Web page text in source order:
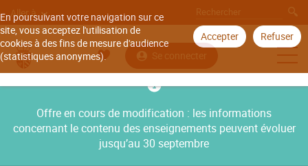
En poursuivant votre navigation sur ce
site, vous acceptez l'utilisation de
cookies à des fins de mesure d'audience
(statistiques anonymes).
Accepter Refuser
Aller à
Se connecter
Offre en cours de modification : les informations
concernant le contenu des enseignements peuvent évoluer
jusqu’au 30 septembre